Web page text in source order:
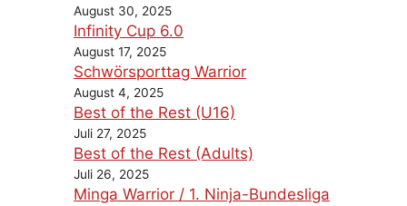
August 30, 2025
Infinity Cup 6.0
August 17, 2025
Schwörsporttag Warrior
August 4, 2025
Best of the Rest (U16)
Juli 27, 2025
Best of the Rest (Adults)
Juli 26, 2025
Minga Warrior / 1. Ninja-Bundesliga